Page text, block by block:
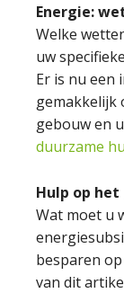
Energie:
Welke
uw
Er is nu een
gemakkelijk
gebouw en
duurzame
Hulp op
Wat moet u
besparen
van dit